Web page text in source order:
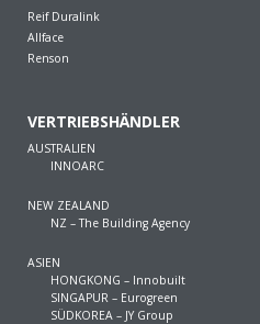
Reif Duralink
Allface
Renson
VERTRIEBSHÄNDLER
AUSTRALIEN
INNOARC
NEW ZEALAND
NZ – The Building Agency
ASIEN
HONGKONG – Innobuilt
SINGAPUR – Eurogreen
SÜDKOREA – JY Group